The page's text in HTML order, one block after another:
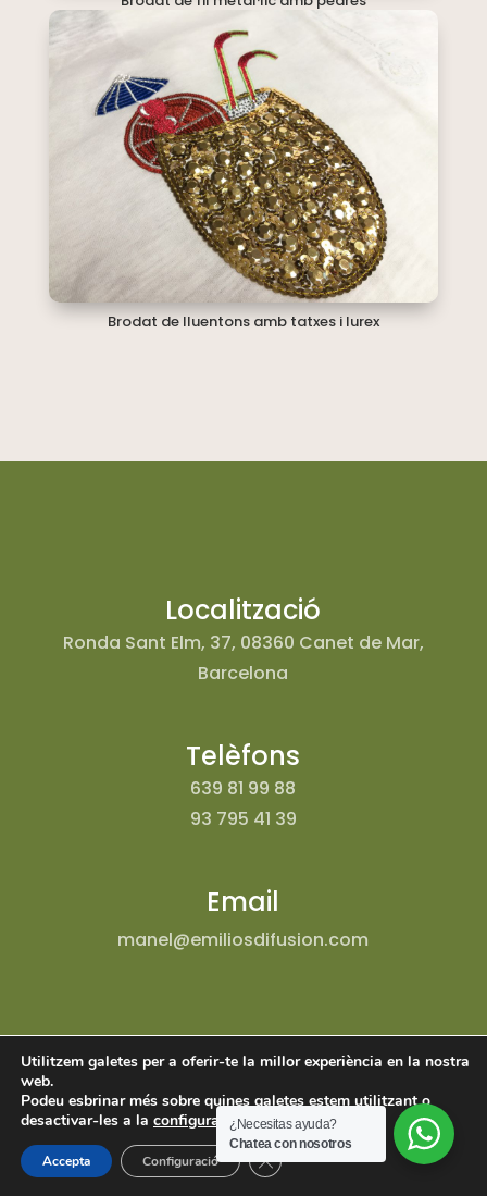
Brodat de lluentons amb tatxes i lurex
Localització
Ronda Sant Elm, 37, 08360 Canet de Mar,
Barcelona
Telèfons
639 81 99 88
93 795 41 39
Email
manel@emiliosdifusion.com
DESIGNED BYESPAIWEB S.L.|Aviso Legal |
Política de Privacidad|Política de Cookies
Utilitzem galetes per a oferir-te la millor experiència en la nostra
web.
Podeu esbrinar més sobre quines galetes estem utilitzant o
desactivar-les a la configuració.
Accepta Configuració Tanca el bàner de galetes RGPD
¿Necesitas ayuda?
Chatea con nosotros